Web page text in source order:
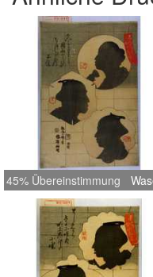
45% Übereinstimmung